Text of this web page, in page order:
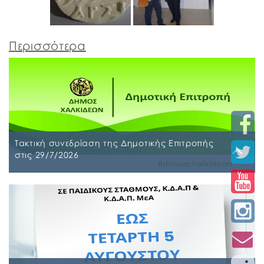
Περισσότερα
Τακτική συνεδρίαση της Δημοτικής Επιτροπής
στις 29/7/2026
Τακτική συνεδρίαση της Δημοτικής Επιτροπής θα
διεξαχθεί στο Δημοτικό Κατάστημα επί των οδών
Ληλαντίων και Μεγασθένους 34, την Τετάρτη 29
Ιουλίου 2026 και ώρα 10:00 π.μ., για συζήτηση και
λήψη απόφασης στα παρακάτω θέματα της
ημερήσιας διάταξης, σύμφωνα με: α) το άρθρο 77